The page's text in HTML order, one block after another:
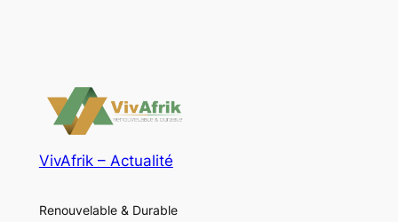
VivAfrik – Actualité
Renouvelable & Durable